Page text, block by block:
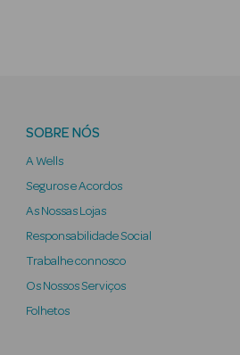
SOBRE NÓS
A Wells
Seguros e Acordos
As Nossas Lojas
Responsabilidade Social
Trabalhe connosco
Os Nossos Serviços
Folhetos